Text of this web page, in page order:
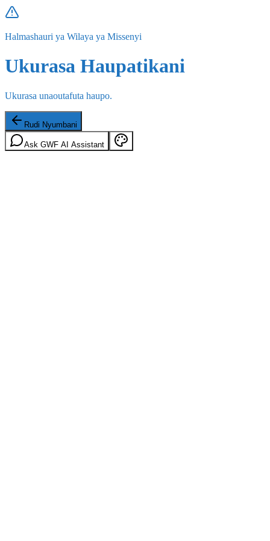
Halmashauri ya Wilaya ya Missenyi
Ukurasa Haupatikani
Ukurasa unaoutafuta haupo.
Rudi Nyumbani
Ask GWF AI Assistant